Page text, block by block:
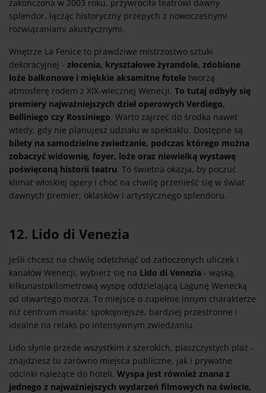
zakończona w 2003 roku, przywróciła teatrowi dawny
splendor, łącząc historyczny przepych z nowoczesnymi
rozwiązaniami akustycznymi.
Wnętrze La Fenice to prawdziwe mistrzostwo sztuki
dekoracyjnej - złocenia, kryształowe żyrandole, zdobione
loże balkonowe i miękkie aksamitne fotele tworzą
atmosferę rodem z XIX-wiecznej Wenecji. To tutaj odbyły się
premiery najważniejszych dzieł operowych Verdiego,
Belliniego czy Rossiniego. Warto zajrzeć do środka nawet
wtedy, gdy nie planujesz udziału w spektaklu. Dostępne są
bilety na samodzielne zwiedzanie, podczas którego można
zobaczyć widownię, foyer, loże oraz niewielką wystawę
poświęconą historii teatru. To świetna okazja, by poczuć
klimat włoskiej opery i choć na chwilę przenieść się w świat
dawnych premier, oklasków i artystycznego splendoru.
12. Lido di Venezia
Jeśli chcesz na chwilę odetchnąć od zatłoczonych uliczek i
kanałów Wenecji, wybierz się na Lido di Venezia - wąską,
kilkunastokilometrową wyspę oddzielającą Lagunę Wenecką
od otwartego morza. To miejsce o zupełnie innym charakterze
niż centrum miasta: spokojniejsze, bardziej przestronne i
idealne na relaks po intensywnym zwiedzaniu.
Lido słynie przede wszystkim z szerokich, piaszczystych plaż -
znajdziesz tu zarówno miejsca publiczne, jak i prywatne
odcinki należące do hoteli. Wyspa jest również znana z
jednego z najważniejszych wydarzeń filmowych na świecie,